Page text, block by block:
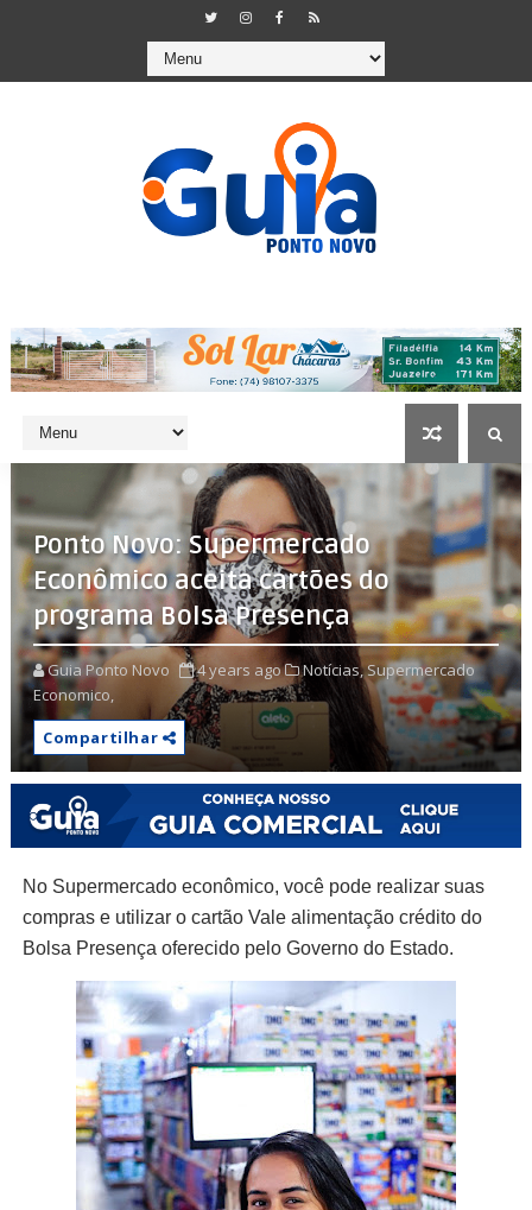
Ponto Novo: Supermercado
Econômico aceita cartões do
programa Bolsa Presença
Guia Ponto Novo 4 years ago Notícias,Supermercado
Economico,
Compartilhar
No Supermercado econômico, você pode realizar suas
compras e utilizar o cartão Vale alimentação crédito do
Bolsa Presença oferecido pelo Governo do Estado.